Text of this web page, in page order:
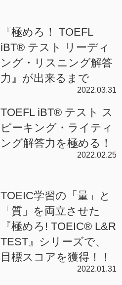
『極めろ！ TOEFL
iBT® テスト リーディ
ング・リスニング解答
力』が出来るまで
2022.03.31
TOEFL iBT® テスト ス
ピーキング・ライティ
ング解答力を極める！
2022.02.25
TOEIC学習の「量」と
「質」を両立させた
『極めろ! TOEIC® L&R
TEST』シリーズで、
目標スコアを獲得！！
2022.01.31